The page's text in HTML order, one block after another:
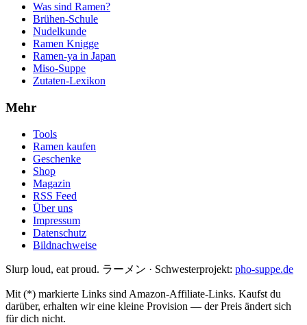
Was sind Ramen?
Brühen-Schule
Nudelkunde
Ramen Knigge
Ramen-ya in Japan
Miso-Suppe
Zutaten-Lexikon
Mehr
Tools
Ramen kaufen
Geschenke
Shop
Magazin
RSS Feed
Über uns
Impressum
Datenschutz
Bildnachweise
Slurp loud, eat proud. ラーメン · Schwesterprojekt: pho-suppe.de
Mit (*) markierte Links sind Amazon-Affiliate-Links. Kaufst du
darüber, erhalten wir eine kleine Provision — der Preis ändert sich
für dich nicht.